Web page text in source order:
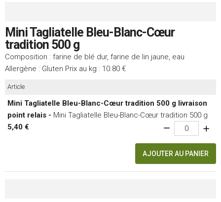
Mini Tagliatelle Bleu-Blanc-Cœur
tradition 500 g
Composition : farine de blé dur, farine de lin jaune, eau
Allergène : Gluten Prix au kg : 10.80 €
Article
Mini Tagliatelle Bleu-Blanc-Cœur tradition 500 g livraison
point relais - Mini Tagliatelle Bleu-Blanc-Cœur tradition 500 g
5,40 €
AJOUTER AU PANIER